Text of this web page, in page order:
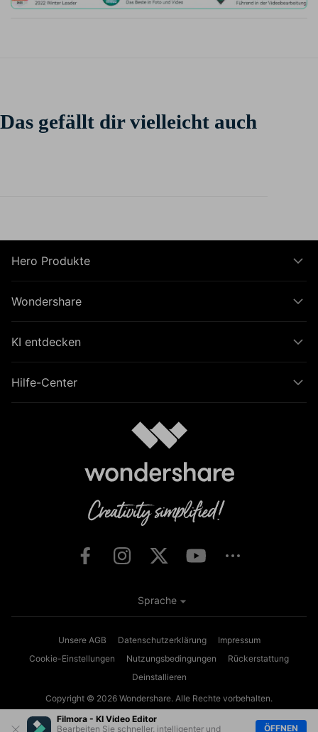
Filmora - KI Video Editor
Bearbeiten Sie schneller, intelligenter und
ÖFFNEN
Das gefällt dir vielleicht auch
Hero Produkte
Wondershare
KI entdecken
Hilfe-Center
Unsere AGB Datenschutzerklärung
Impressum
Cookie-Einstellungen
Nutzungsbedingungen
Rückerstattung
Deinstallieren
Copyright © 2026 Wondershare. Alle Rechte vorbehalten.
Sprache